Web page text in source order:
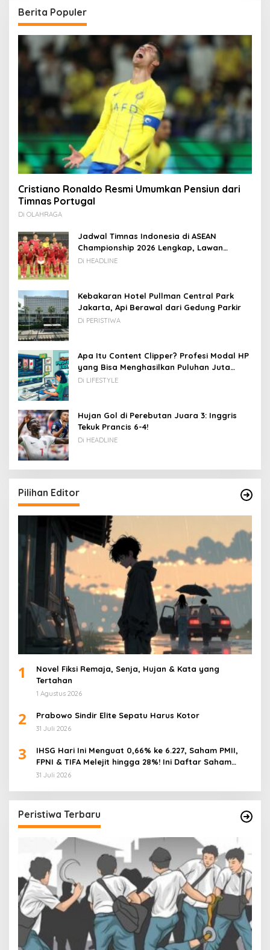
Berita Populer
Cristiano Ronaldo Resmi Umumkan Pensiun dari
Timnas Portugal
Di OLAHRAGA
Jadwal Timnas Indonesia di ASEAN
Championship 2026 Lengkap, Lawan
Kamboja hingga Vietnam
Di HEADLINE
Kebakaran Hotel Pullman Central Park
Jakarta, Api Berawal dari Gedung Parkir
Di PERISTIWA
Apa Itu Content Clipper? Profesi Modal HP
yang Bisa Menghasilkan Puluhan Juta
Rupiah
Di LIFESTYLE
Hujan Gol di Perebutan Juara 3: Inggris
Tekuk Prancis 6-4!
Di HEADLINE
Pilihan Editor
1
Novel Fiksi Remaja, Senja, Hujan & Kata yang
Tertahan
1 Agustus 2026
2 Prabowo Sindir Elite Sepatu Harus Kotor
31 Juli 2026
3
IHSG Hari Ini Menguat 0,66% ke 6.227, Saham PMII,
FPNI & TIFA Melejit hingga 28%! Ini Daftar Saham
Paling Cuan & Volume Tertinggi 31 Juli 2026
31 Juli 2026
Peristiwa Terbaru